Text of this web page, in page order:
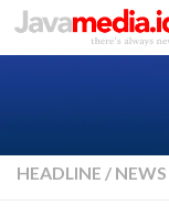
Skip to content
HEADLINE / NEWS